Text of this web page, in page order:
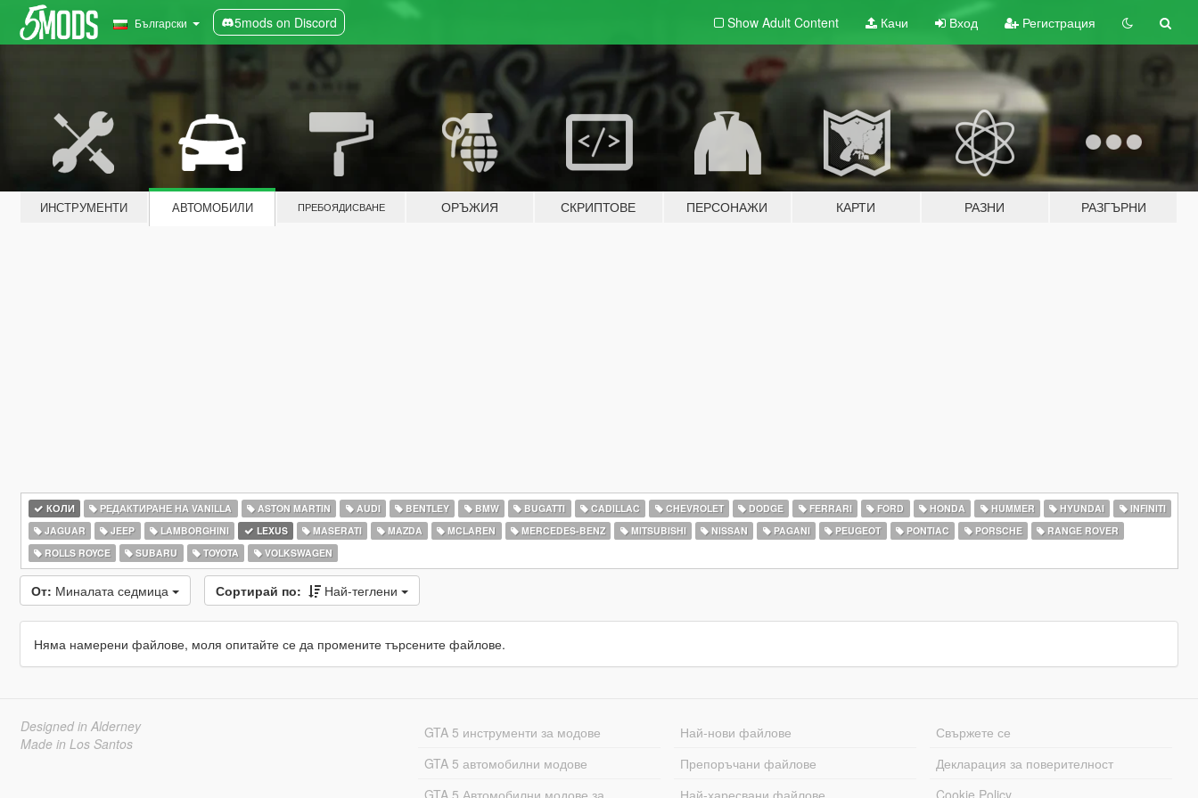
Български 5mods on Discord Show Adult Content Качи Вход Регистрация
ИНСТРУМЕНТИ АВТОМОБИЛИ ПРЕБОЯДИСВАНЕ ОРЪЖИЯ СКРИПТОВЕ ПЕРСОНАЖИ КАРТИ РАЗНИ РАЗГЪРНИ
КОЛИ РЕДАКТИРАНЕ НА VANILLA ASTON MARTIN AUDI BENTLEY BMW BUGATTI CADILLAC CHEVROLET DODGE FERRARI FORD HONDA HUMMER HYUNDAI
INFINITI
JAGUAR
JEEP LAMBORGHINI LEXUS MASERATI MAZDA MCLAREN MERCEDES-BENZ MITSUBISHI NISSAN PAGANI PEUGEOT PONTIAC PORSCHE
RANGE ROVER
ROLLS ROYCE
SUBARU TOYOTA VOLKSWAGEN
От: Миналата седмица Сортирай по: Най-теглени
Няма намерени файлове, моля опитайте се да промените търсените файлове.
Designed in Alderney
Made in Los Santos
GTA 5 инструменти за модове
GTA 5 автомобилни модове
GTA 5 Автомобилни модове за
Най-нови файлове
Препоръчани файлове
Най-харесвани файлове
Свържете се
Декларация за поверителност
Cookie Policy